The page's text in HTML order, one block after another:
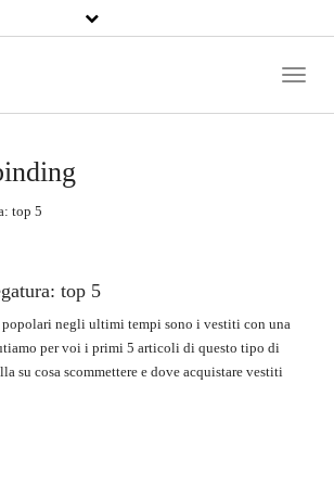
Toggle
top 5
popolari negli ultimi tempi sono i vestiti con una
per voi i primi 5 articoli di questo tipo di
su cosa scommettere e dove acquistare vestiti
di vestiti con rilegatura, vale la pena